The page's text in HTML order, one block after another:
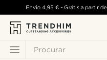
Procurar
Envio 4,95 €- Grátis a partir de